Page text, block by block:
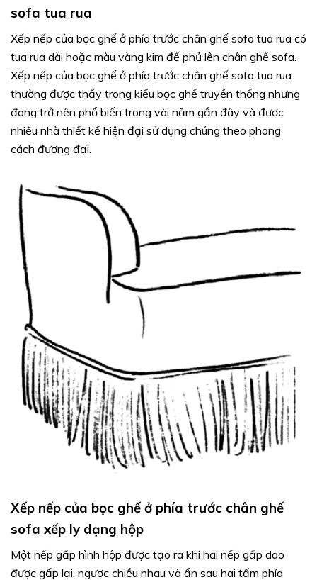
sofa tua rua
Xếp nếp của bọc ghế ở phía trước chân ghế sofa tua rua có
tua rua dài hoặc màu vàng kim để phủ lên chân ghế sofa.
Xếp nếp của bọc ghế ở phía trước chân ghế sofa tua rua
thường được thấy trong kiểu bọc ghế truyền thống nhưng
đang trở nên phổ biến trong vài năm gần đây và được
nhiều nhà thiết kế hiện đại sử dụng chúng theo phong
cách đương đại.
Xếp nếp của bọc ghế ở phía trước chân ghế
sofa xếp ly dạng hộp
Một nếp gấp hình hộp được tạo ra khi hai nếp gấp dao
được gấp lại, ngược chiều nhau và ẩn sau hai tấm phía